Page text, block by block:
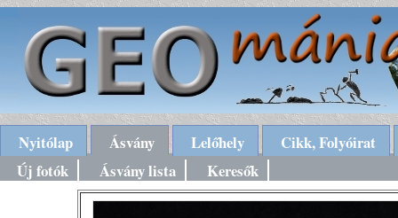
Nyitólap Ásvány Lelőhely
Cikk, Folyóirat
Új fotók
Ásvány lista Keresők